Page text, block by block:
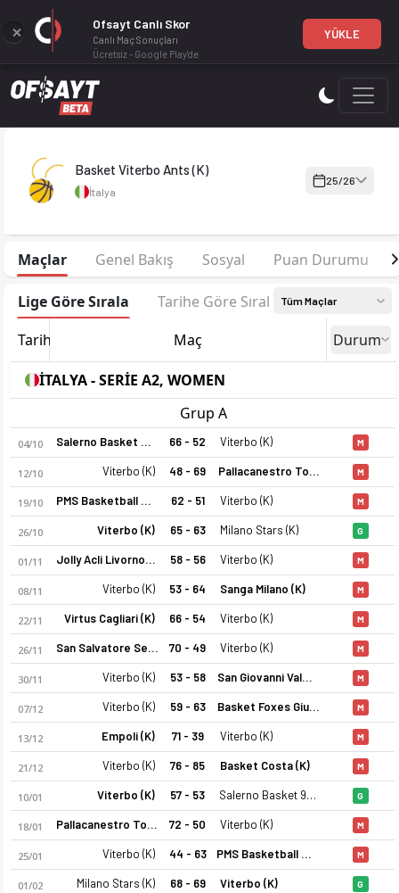
Basket Viterbo Ants (K) 25-26 sezonu kadrosu, maç
Basket Viterbo Ants (K)
İtalya
25/26
Maçlar Genel Bakış Sosyal Puan Durumu
Lige Göre Sırala Tarihe Göre Sırala Tüm Maçlar
Tarih Maç Durum
İTALYA - SERİE A2, WOMEN
Grup A
04/10 Salerno Basket 92 (K) 66 - 52 Viterbo (K) M
12/10 Viterbo (K) 48 - 69 Pallacanestro Torino (K) M
19/10 PMS Basketball Moncalieri (K) 62 - 51 Viterbo (K) M
26/10 Viterbo (K) 65 - 63 Milano Stars (K) G
01/11 Jolly Acli Livorno (K) 58 - 56 Viterbo (K) M
08/11 Viterbo (K) 53 - 64 Sanga Milano (K) M
22/11 Virtus Cagliari (K) 66 - 54 Viterbo (K) M
26/11 San Salvatore Selargius (K) 70 - 49 Viterbo (K) M
30/11 Viterbo (K) 53 - 58 San Giovanni Valdarno (K) M
07/12 Viterbo (K) 59 - 63 Basket Foxes Giussano (K) M
13/12 Empoli (K) 71 - 39 Viterbo (K) M
21/12 Viterbo (K) 76 - 85 Basket Costa (K) M
10/01 Viterbo (K) 57 - 53 Salerno Basket 92 (K) G
18/01 Pallacanestro Torino (K) 72 - 50 Viterbo (K) M
25/01 Viterbo (K) 44 - 63 PMS Basketball Moncalieri (K) M
01/02 Milano Stars (K) 68 - 69 Viterbo (K) G
Ofsayt Canlı Skor
Canlı Maç Sonuçları
Ücretsiz - Google Play'de
YÜKLE